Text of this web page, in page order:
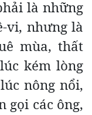
là những
vi, nhưng là
mùa, thất
kém lòng
nông nổi,
gọi các ông,